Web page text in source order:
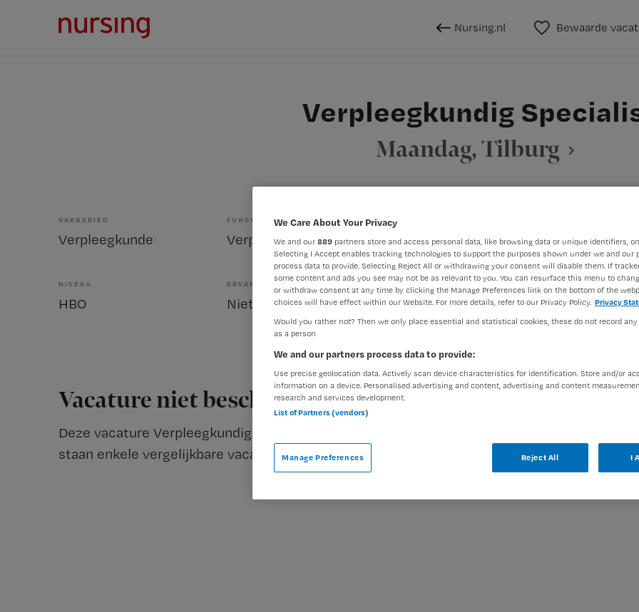
Nursing.nl Bewaarde
Verpleegkundig
Maandag, Tilburg
VAKGEBIED
Verpleegkunde
FUNCTIE
Verpleegkundig specialist Onbekend Niet nader
NIVEAU
HBO
ERVARING
Niet nader bepaald
DIENSTVERBAND
Niet nader bepaald
Vacature niet beschikbaar
Deze vacature Verpleegkundig Specialist bij Maandag is niet meer actueel. Hieronder
staan enkele vergelijkbare vacatures die voor u wellicht interessant zijn.
We Care About Your Privacy
We and our 889 partners store and access personal data, like browsing data or unique identifiers,
Selecting I Accept enables tracking technologies to support the purposes shown under we and our
process data to provide. Selecting Reject All or withdrawing your consent will disable them. If
some content and ads you see may not be as relevant to you. You can resurface this menu to
or withdraw consent at any time by clicking the Manage Preferences link on the bottom of the
choices will have effect within our Website. For more details, refer to our Privacy Policy. Privacy
Would you rather not? Then we only place essential and statistical cookies, these do not record
as a person
We and our partners process data to provide:
Use precise geolocation data. Actively scan device characteristics for identification. Store and/or
information on a device. Personalised advertising and content, advertising and content
research and services development.
List of Partners (vendors)
Manage Preferences Reject All I